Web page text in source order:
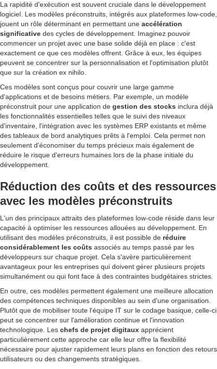
La rapidité d'exécution est souvent cruciale dans le développement
logiciel. Les modèles préconstruits, intégrés aux plateformes low-code,
jouent un rôle déterminant en permettant une accélération
significative des cycles de développement. Imaginez pouvoir
commencer un projet avec une base solide déjà en place : c'est
exactement ce que ces modèles offrent. Grâce à eux, les équipes
peuvent se concentrer sur la personnalisation et l'optimisation plutôt
que sur la création ex nihilo.
Ces modèles sont conçus pour couvrir une large gamme
d'applications et de besoins métiers. Par exemple, un modèle
préconstruit pour une application de gestion des stocks inclura déjà
les fonctionnalités essentielles telles que le suivi des niveaux
d'inventaire, l'intégration avec les systèmes ERP existants et même
des tableaux de bord analytiques prêts à l'emploi. Cela permet non
seulement d'économiser du temps précieux mais également de
réduire le risque d'erreurs humaines lors de la phase initiale du
développement.
Réduction des coûts et des ressources
avec les modèles préconstruits
L'un des principaux attraits des plateformes low-code réside dans leur
capacité à optimiser les ressources allouées au développement. En
utilisant des modèles préconstruits, il est possible de réduire
considérablement les coûts associés au temps passé par les
développeurs sur chaque projet. Cela s'avère particulièrement
avantageux pour les entreprises qui doivent gérer plusieurs projets
simultanément ou qui font face à des contraintes budgétaires strictes.
En outre, ces modèles permettent également une meilleure allocation
des compétences techniques disponibles au sein d'une organisation.
Plutôt que de mobiliser toute l'équipe IT sur le codage basique, celle-ci
peut se concentrer sur l'amélioration continue et l'innovation
technologique. Les chefs de projet digitaux apprécient
particulièrement cette approche car elle leur offre la flexibilité
nécessaire pour ajuster rapidement leurs plans en fonction des retours
utilisateurs ou des changements stratégiques.